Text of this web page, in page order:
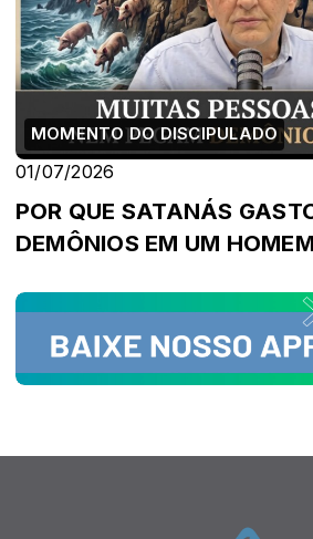
MOMENTO DO DISCIPULADO
01/07/2026
POR QUE SATANÁS
DEMÔNIOS EM UM